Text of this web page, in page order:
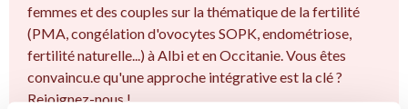
femmes et des couples sur la thématique de la fertilité
(PMA, congélation d'ovocytes SOPK, endométriose,
fertilité naturelle...) à Albi et en Occitanie. Vous êtes
convaincu.e qu'une approche intégrative est la clé ?
Rejoignez-nous !